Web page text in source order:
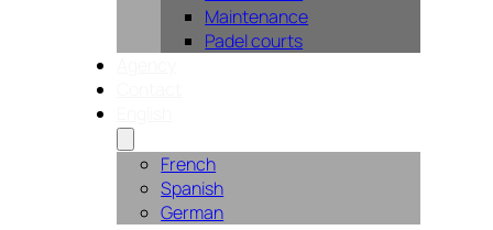
Maintenance
Padel courts
French
Spanish
German